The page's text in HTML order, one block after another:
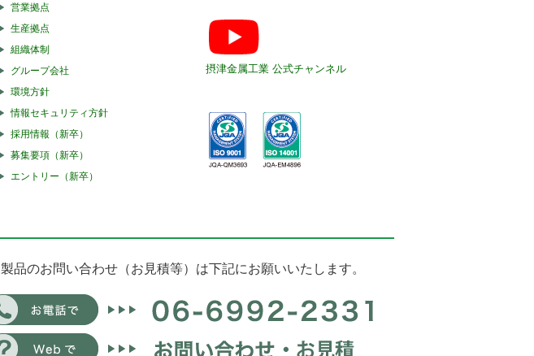
営業拠点
生産拠点
組織体制
グループ会社
環境方針
情報セキュリティ方針
採用情報（新卒）
募集要項（新卒）
エントリー（新卒）
摂津金属工業 公式チャンネル
製品のお問い合わせ（お見積等）は下記にお願いいたします。